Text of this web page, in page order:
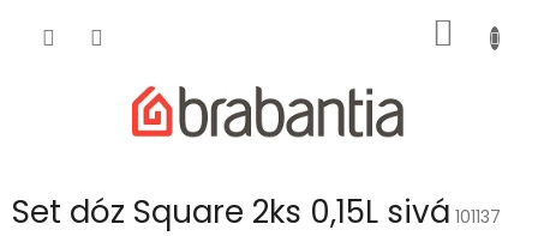
KOŠÍK
Set dóz Square 2ks 0,15L sivá 101137